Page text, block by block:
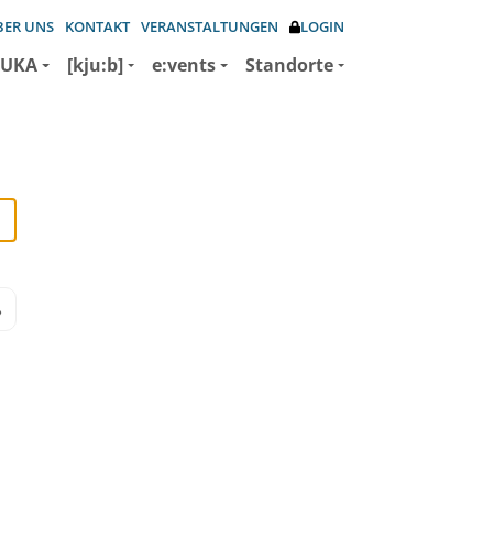
UNS KONTAKT VERANSTALTUNGEN LOGIN
[kju:b] e:vents Standorte